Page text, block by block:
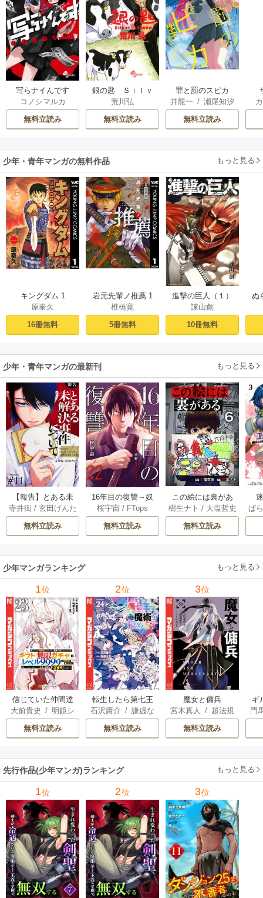
写らナイんです
コノシマルカ
無料立読み
銀の匙 Ｓｉｌｖ
ｅｒ Ｓｐｏｏｎ
荒川弘
無料立読み
罪と罰のスピカ
井龍一 /瀬尾知汐
無料立読み
少年・青年マンガの無料作品 もっと見る
キングダム 1
原泰久
16冊無料
岩元先輩ノ推薦 1
椎橋寛
5冊無料
進撃の巨人（１）
諫山創
10冊無料
ぬ
少年・青年マンガの最新刊 もっと見る
【報告】とある未
解決事件について 1
1巻
寺井衒/ 玄田げんた
無料立読み
16年目の復讐～奴
らを地獄に送るま
で 22巻
桜宇宙 / FTops
無料立読み
この絵には裏があ
る 6巻
樹生ナト / 大塩哲史
無料立読み
ぱ
少年マンガランキング もっと見る
1位
信じていた仲間達
にダンジョン奥地
で殺されかけたが
ギフト『無限ガチ
の仲間達を手に入
れて元パーティー
メンバーと世界に
復讐＆『ざま
ぁ！』します！
大前貴史 / 明鏡シ
スイ /tef
無料立読み
2位
転生したら第七王
子だったので、気
ままに魔術を極め
ます
石沢庸介 /謙虚な
サークル/
無料立読み
3位
魔女と傭兵
宮木真人 / 超法規
的かえる/
んち
無料立読み
ギ
門
先行作品(少年マンガ)ランキング もっと見る
1位 2位 3位